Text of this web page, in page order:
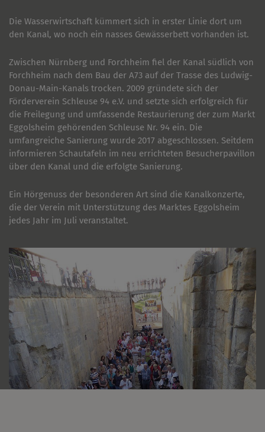
Die Wasserwirtschaft kümmert sich in erster Linie dort um
den Kanal, wo noch ein nasses Gewässerbett vorhanden ist.
Zwischen Nürnberg und Forchheim fiel der Kanal südlich von
Forchheim nach dem Bau der A73 auf der Trasse des Ludwig-
Donau-Main-Kanals trocken. 2009 gründete sich der
Förderverein Schleuse 94 e.V. und setzte sich erfolgreich für
die Freilegung und umfassende Restaurierung der zum Markt
Eggolsheim gehörenden Schleuse Nr. 94 ein. Die
umfangreiche Sanierung wurde 2017 abgeschlossen. Seitdem
informieren Schautafeln im neu errichteten Besucherpavillon
über den Kanal und die erfolgte Sanierung.
Ein Hörgenuss der besonderen Art sind die Kanalkonzerte,
die der Verein mit Unterstützung des Marktes Eggolsheim
jedes Jahr im Juli veranstaltet.